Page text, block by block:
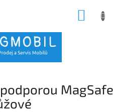
MagSafe